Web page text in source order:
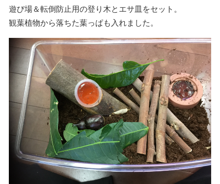
遊び場＆転倒防止用の登り木とエサ皿をセット。
観葉植物から落ちた葉っぱも入れました。